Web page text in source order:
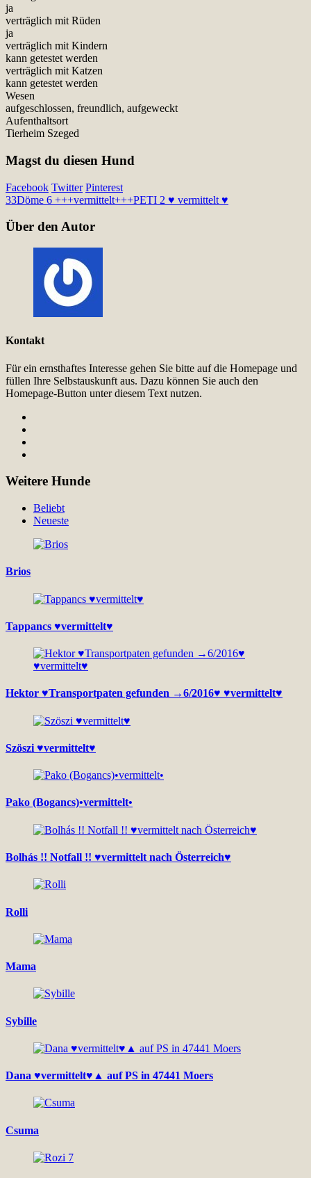
ja
verträglich mit Rüden
ja
verträglich mit Kindern
kann getestet werden
verträglich mit Katzen
kann getestet werden
Wesen
aufgeschlossen, freundlich, aufgeweckt
Aufenthaltsort
Tierheim Szeged
Magst du diesen Hund
Facebook Twitter Pinterest
33Döme 6 +++vermittelt+++PETI 2 ♥ vermittelt ♥
Über den Autor
Kontakt
Für ein ernsthaftes Interesse gehen Sie bitte auf die Homepage und
füllen Ihre Selbstauskunft aus. Dazu können Sie auch den
Homepage-Button unter diesem Text nutzen.
Weitere Hunde
Beliebt
Neueste
Brios
Tappancs ♥vermittelt♥
Hektor ♥Transportpaten gefunden →6/2016♥ ♥vermittelt♥
Szöszi ♥vermittelt♥
Pako (Bogancs)•vermittelt•
Bolhás !! Notfall !! ♥vermittelt nach Österreich♥
Rolli
Mama
Sybille
Dana ♥vermittelt♥▲ auf PS in 47441 Moers
Csuma